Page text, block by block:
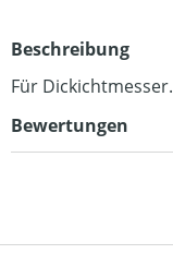
Beschreibung
Für Dickichtmesser.
Bewertungen